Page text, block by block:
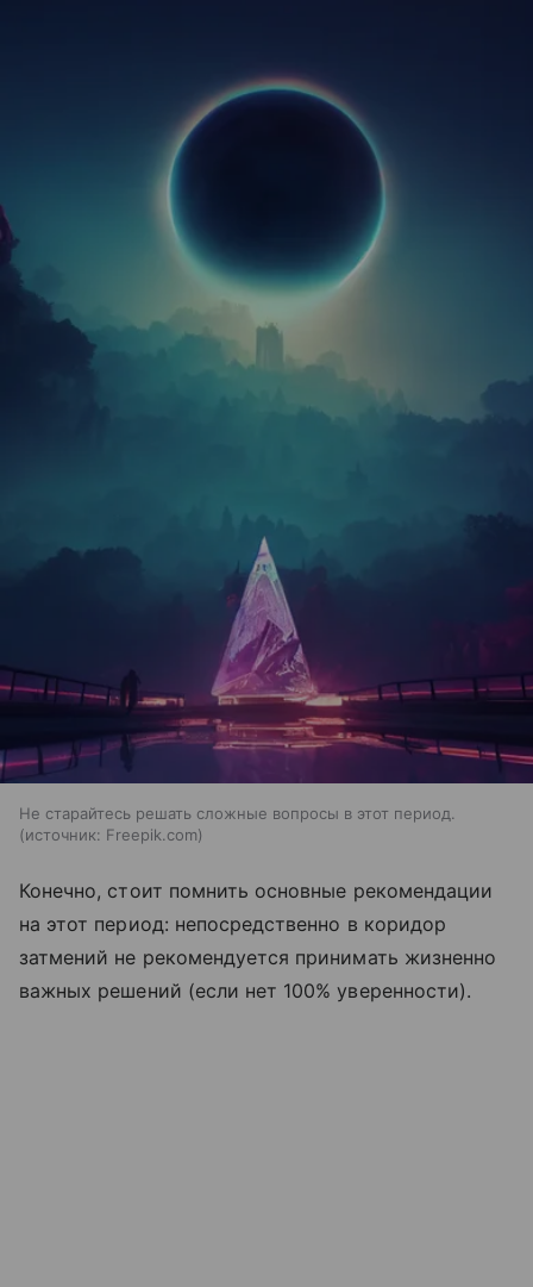
Не старайтесь решать сложные вопросы в этот период.
источник: Freepik.com
Конечно, стоит помнить основные рекомендации
на этот период: непосредственно в коридор
затмений не рекомендуется принимать жизненно
важных решений (если нет 100% уверенности).